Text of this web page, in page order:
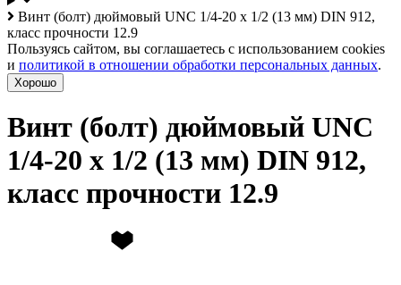
Винт (болт) дюймовый UNC 1/4-20 х 1/2 (13 мм) DIN 912,
класс прочности 12.9
Пользуясь сайтом, вы соглашаетесь с использованием cookies
и политикой в отношении обработки персональных данных.
Хорошо
Винт (болт) дюймовый UNC
1/4-20 х 1/2 (13 мм) DIN 912,
класс прочности 12.9